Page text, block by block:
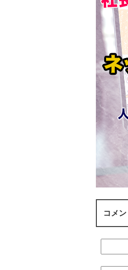
コメ